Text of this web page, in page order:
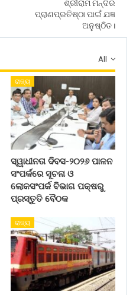
ଶ୍ରୀରାମ ମନ୍ଦିର
ପ୍ରାଣପ୍ରତିଷ୍ଠା ପାଇଁ ଯଜ୍ଞ
ଅନୁଷ୍ଠିତ।
All
ରାଜ୍ୟ
ସ୍ୱାଧୀନତା ଦିବସ-୨୦୨୬ ପାଳନ
ସଂପର୍କରେ ସୂଚନା ଓ
ଲୋକସଂପର୍କ ବିଭାଗ ପକ୍ଷରୁ
ପ୍ରସ୍ତୁତି ବୈଠକ
ରାଜ୍ୟ